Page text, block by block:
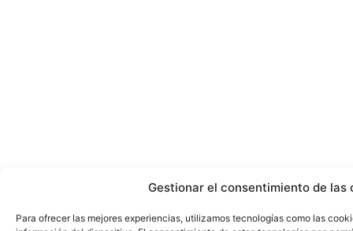
Gestionar el consentimiento de las
Para ofrecer las mejores experiencias, utilizamos tecnologías como las